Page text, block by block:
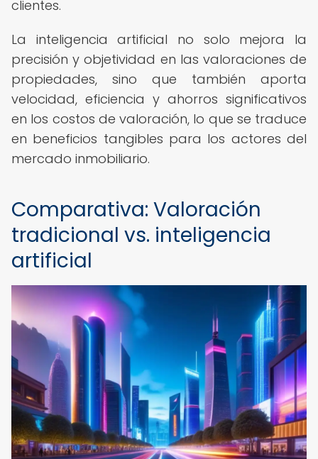
clientes.
La inteligencia artificial no solo mejora la
precisión y objetividad en las valoraciones de
propiedades, sino que también aporta
velocidad, eficiencia y ahorros significativos
en los costos de valoración, lo que se traduce
en beneficios tangibles para los actores del
mercado inmobiliario.
Comparativa: Valoración
tradicional vs. inteligencia
artificial